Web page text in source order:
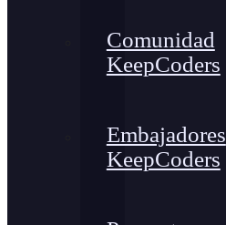
Comunidad
KeepCoders
Embajadores
KeepCoders